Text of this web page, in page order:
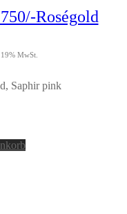
Roségold
MwSt.
Saphir pink